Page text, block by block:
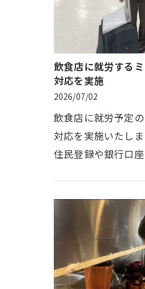
飲食店に就労する
対応を実施
2026/07/02
飲食店に就労予定
対応を実施いたし
住民登録や銀行口